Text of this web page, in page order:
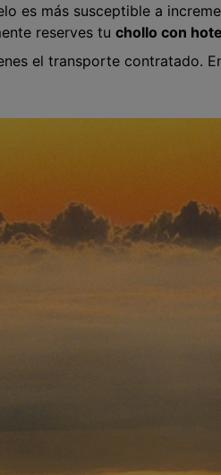
es más susceptible a
reserves tu chollo con
el transporte contratado.